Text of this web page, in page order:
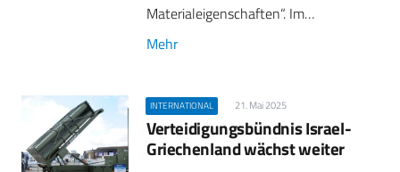
Materialeigenschaften“. Im…
Mehr
INTERNATIONAL 21. Mai 2025
Verteidigungsbündnis Israel-
Griechenland wächst weiter